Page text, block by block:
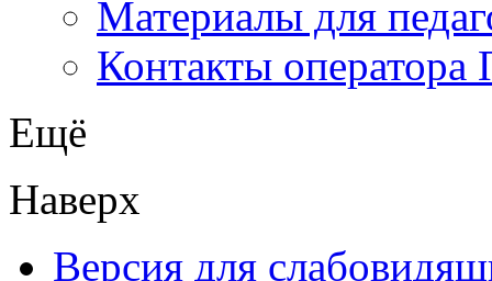
Материалы для
Контакты оператора
Ещё
Наверх
Версия для